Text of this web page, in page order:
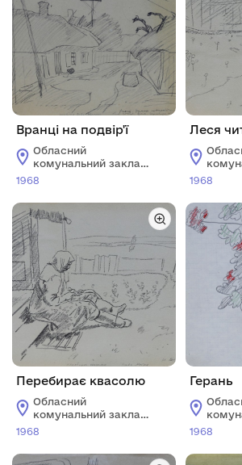
Вранці на подвір'ї
Обласний
комунальний заклад
"Харківський
1968
Леся
1968
Перебирає квасолю
Обласний
комунальний заклад
"Харківський
1968
Герань
1968